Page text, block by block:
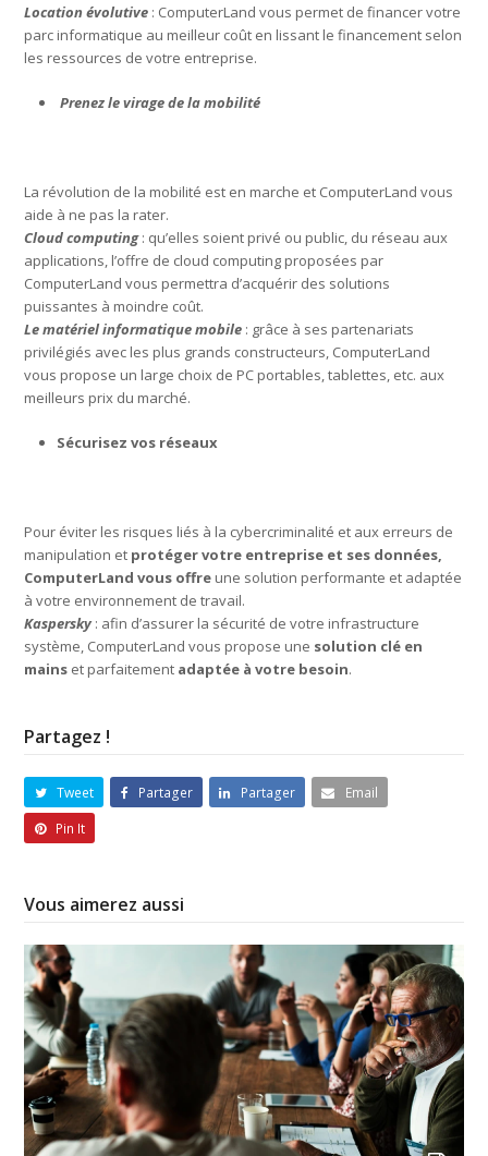
Location évolutive : ComputerLand vous permet de financer votre
parc informatique au meilleur coût en lissant le financement selon
les ressources de votre entreprise.
Prenez le virage de la mobilité
La révolution de la mobilité est en marche et ComputerLand vous
aide à ne pas la rater.
Cloud computing: qu’elles soient privé ou public, du réseau aux
applications, l’offre de cloud computing proposées par
ComputerLand vous permettra d’acquérir des solutions
puissantes à moindre coût.
Le matériel informatique mobile : grâce à ses partenariats
privilégiés avec les plus grands constructeurs, ComputerLand
vous propose un large choix de PC portables, tablettes, etc. aux
meilleurs prix du marché.
Sécurisez vos réseaux
Pour éviter les risques liés à la cybercriminalité et aux erreurs de
manipulation et protéger votre entreprise et ses données,
ComputerLand vous offre une solution performante et adaptée
à votre environnement de travail.
Kaspersky: afin d’assurer la sécurité de votre infrastructure
système, ComputerLand vous propose une solution clé en
mains et parfaitement adaptée à votre besoin.
Partagez !
Tweet Partager Partager
Email
Pin It
Vous aimerez aussi